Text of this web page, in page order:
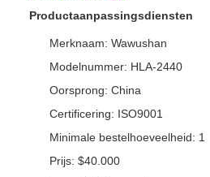
Productaanpassingsdiensten
Merknaam: Wawushan
Modelnummer: HLA-2440
Oorsprong: China
Certificering: ISO9001
Minimale bestelhoeveelheid: 1
Prijs: $40.000